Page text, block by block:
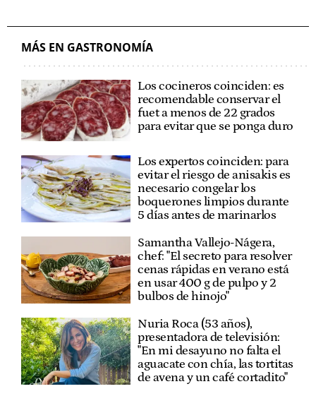
MÁS EN GASTRONOMÍA
Los cocineros coinciden: es
recomendable conservar el
fuet a menos de 22 grados
para evitar que se ponga duro
Los expertos coinciden: para
evitar el riesgo de anisakis es
necesario congelar los
boquerones limpios durante
5 días antes de marinarlos
Samantha Vallejo-Nágera,
chef: "El secreto para resolver
cenas rápidas en verano está
en usar 400 g de pulpo y 2
bulbos de hinojo"
Nuria Roca (53 años),
presentadora de televisión:
"En mi desayuno no falta el
aguacate con chía, las tortitas
de avena y un café cortadito"